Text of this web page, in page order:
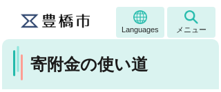
Languages メニュー
寄附金の使い道